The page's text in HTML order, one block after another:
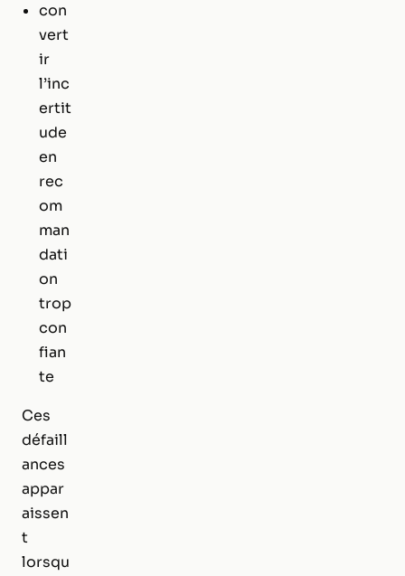
con
vert
ir
l’inc
ertit
ude
en
rec
om
man
dati
on
trop
con
fian
te
Ces
défaill
ances
appar
aissen
t
lorsqu